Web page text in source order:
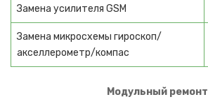
Фэтбайки
Кикбайки
КРУПНЫЙ ТРАНСПОРТ
Электроснегокаты
Замена усилителя GSM
Замена микросхемы гироскоп/
акселлерометр/компас
Модульный ремонт